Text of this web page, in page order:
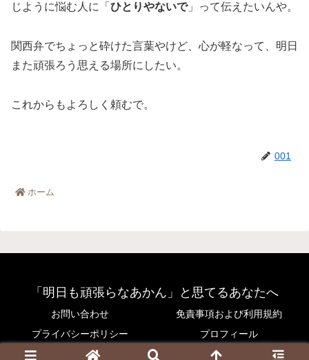
じように悩む人に「 ひとりやないで」って伝えたいんや。
関西弁でちょっと砕けた言葉やけど、心が軽なって、明日
また頑張ろう思える場所にしたい。
これからもよろしく頼むで。
001
ホーム
「明日も頑張らなあかん」と思てるあなたへ
お問い合わせ
免責事項および利用規約
プライバシーポリシー
プロフィール